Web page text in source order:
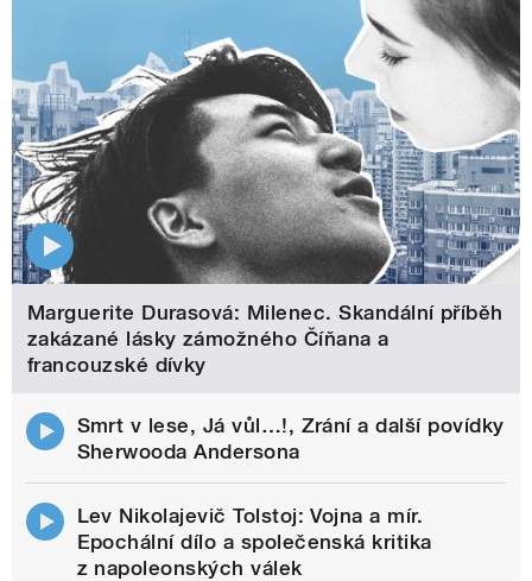
Marguerite Durasová: Milenec. Skandální příběh
zakázané lásky zámožného Číňana a
francouzské dívky
Smrt v lese, Já vůl…!, Zrání a další povídky
Sherwooda Andersona
Lev Nikolajevič Tolstoj: Vojna a mír.
Epochální dílo a společenská kritika
z napoleonských válek